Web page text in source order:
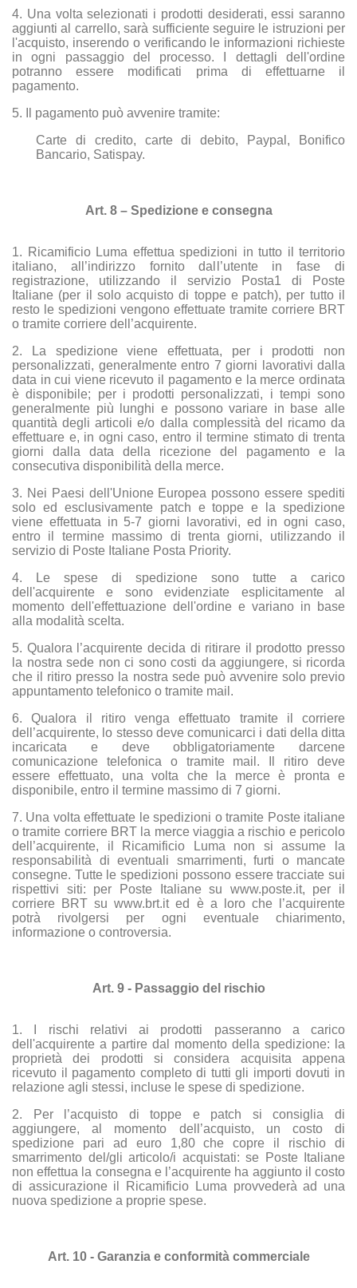
4. Una volta selezionati i prodotti desiderati, essi saranno
aggiunti al carrello, sarà sufficiente seguire le istruzioni per
l'acquisto, inserendo o verificando le informazioni richieste
in ogni passaggio del processo. I dettagli dell'ordine
potranno essere modificati prima di effettuarne il
pagamento.
5. Il pagamento può avvenire tramite:
Carte di credito, carte di debito, Paypal, Bonifico
Bancario, Satispay.
Art. 8 – Spedizione e consegna
1. Ricamificio Luma effettua spedizioni in tutto il territorio
italiano, all’indirizzo fornito dall’utente in fase di
registrazione, utilizzando il servizio Posta1 di Poste
Italiane (per il solo acquisto di toppe e patch), per tutto il
resto le spedizioni vengono effettuate tramite corriere BRT
o tramite corriere dell’acquirente.
2. La spedizione viene effettuata, per i prodotti non
personalizzati, generalmente entro 7 giorni lavorativi dalla
data in cui viene ricevuto il pagamento e la merce ordinata
è disponibile; per i prodotti personalizzati, i tempi sono
generalmente più lunghi e possono variare in base alle
quantità degli articoli e/o dalla complessità del ricamo da
effettuare e, in ogni caso, entro il termine stimato di trenta
giorni dalla data della ricezione del pagamento e la
consecutiva disponibilità della merce.
3. Nei Paesi dell'Unione Europea possono essere spediti
solo ed esclusivamente patch e toppe e la spedizione
viene effettuata in 5-7 giorni lavorativi, ed in ogni caso,
entro il termine massimo di trenta giorni, utilizzando il
servizio di Poste Italiane Posta Priority.
4. Le spese di spedizione sono tutte a carico
dell'acquirente e sono evidenziate esplicitamente al
momento dell'effettuazione dell'ordine e variano in base
alla modalità scelta.
5. Qualora l’acquirente decida di ritirare il prodotto presso
la nostra sede non ci sono costi da aggiungere, si ricorda
che il ritiro presso la nostra sede può avvenire solo previo
appuntamento telefonico o tramite mail.
6. Qualora il ritiro venga effettuato tramite il corriere
dell’acquirente, lo stesso deve comunicarci i dati della ditta
incaricata e deve obbligatoriamente darcene
comunicazione telefonica o tramite mail. Il ritiro deve
essere effettuato, una volta che la merce è pronta e
disponibile, entro il termine massimo di 7 giorni.
7. Una volta effettuate le spedizioni o tramite Poste italiane
o tramite corriere BRT la merce viaggia a rischio e pericolo
dell’acquirente, il Ricamificio Luma non si assume la
responsabilità di eventuali smarrimenti, furti o mancate
consegne. Tutte le spedizioni possono essere tracciate sui
rispettivi siti: per Poste Italiane su www.poste.it, per il
corriere BRT suwww.brt.ited è a loro che l’acquirente
potrà rivolgersi per ogni eventuale chiarimento,
informazione o controversia.
Art. 9 - Passaggio del rischio
1. I rischi relativi ai prodotti passeranno a carico
dell'acquirente a partire dal momento della spedizione: la
proprietà dei prodotti si considera acquisita appena
ricevuto il pagamento completo di tutti gli importi dovuti in
relazione agli stessi, incluse le spese di spedizione.
2. Per l’acquisto di toppe e patch si consiglia di
aggiungere, al momento dell’acquisto, un costo di
spedizione pari ad euro 1,80 che copre il rischio di
smarrimento del/gli articolo/i acquistati: se Poste Italiane
non effettua la consegna e l’acquirente ha aggiunto il costo
di assicurazione il Ricamificio Luma provvederà ad una
nuova spedizione a proprie spese.
Art. 10 - Garanzia e conformità commerciale